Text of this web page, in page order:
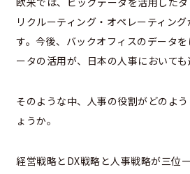
リクルーティング・オペレーティン
す。今後、バックオフィスのデータ
ータの活用が、日本の人事においても
そのような中、人事の役割がどのよ
ょうか。
経営戦略とDX戦略と人事戦略が三位